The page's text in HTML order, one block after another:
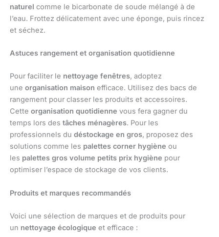
naturel comme le bicarbonate de soude mélangé à de
l’eau. Frottez délicatement avec une éponge, puis rincez
et séchez.
Astuces rangement et organisation quotidienne
Pour faciliter le nettoyage fenêtres, adoptez
une organisation maison efficace. Utilisez des bacs de
rangement pour classer les produits et accessoires.
Cette organisation quotidienne vous fera gagner du
temps lors des tâches ménagères. Pour les
professionnels du déstockage en gros, proposez des
solutions comme les palettes corner hygiène ou
les palettes gros volume petits prix hygiène pour
optimiser l’espace de stockage de vos clients.
Produits et marques recommandés
Voici une sélection de marques et de produits pour
un nettoyage écologique et efficace :